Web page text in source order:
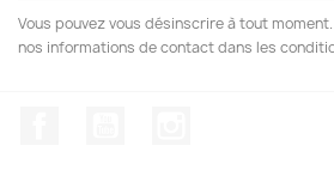
Vous pouvez vous désinscrire à tout
nos informations de contact dans les